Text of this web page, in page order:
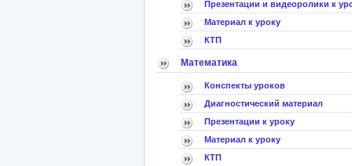
Презентации и видеоролики к
Материал к уроку
КТП
Математика
Конспекты уроков
Диагностический материал
Презентации к уроку
Материал к уроку
КТП